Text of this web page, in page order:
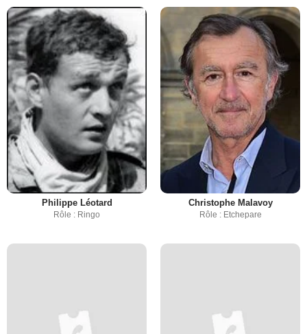
Philippe Léotard
Rôle : Ringo
Christophe Malavoy
Rôle : Etchepare